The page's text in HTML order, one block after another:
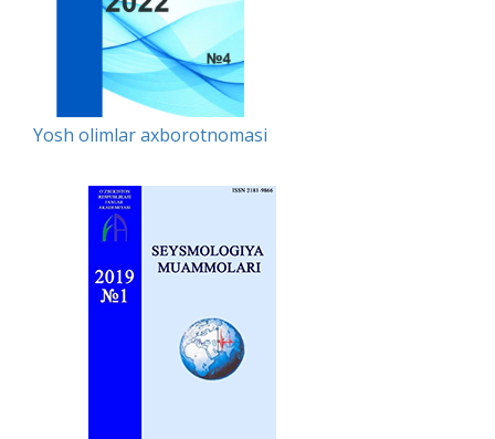
Yosh olimlar axborotnomasi